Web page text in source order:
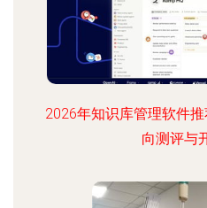
2026年知识库管理软件
向测评与